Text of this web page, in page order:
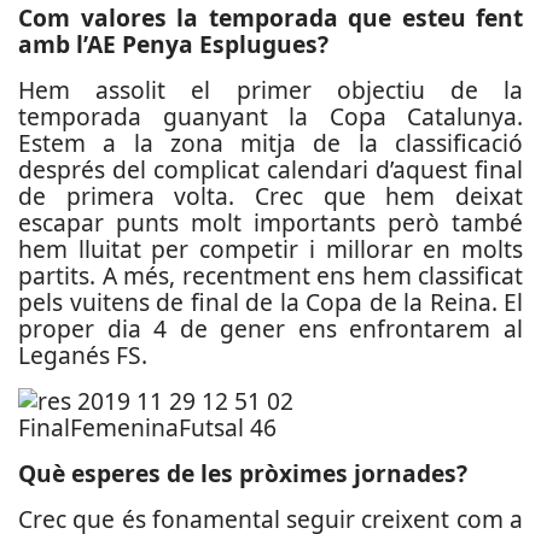
Com valores la temporada que esteu fent
amb l’AE Penya Esplugues?
Hem assolit el primer objectiu de la
temporada guanyant la Copa Catalunya.
Estem a la zona mitja de la classificació
després del complicat calendari d’aquest final
de primera volta. Crec que hem deixat
escapar punts molt importants però també
hem lluitat per competir i millorar en molts
partits. A més, recentment ens hem classificat
pels vuitens de final de la Copa de la Reina. El
proper dia 4 de gener ens enfrontarem al
Leganés FS.
Què esperes de les pròximes jornades?
Crec que és fonamental seguir creixent com a